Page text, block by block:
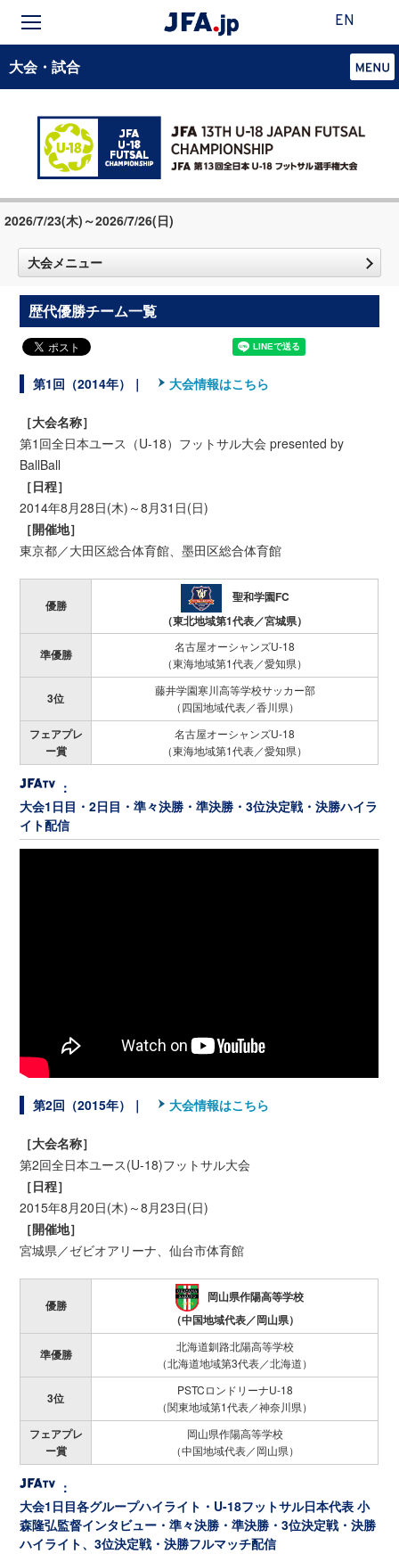
EN
大会・試合
2026/7/23(木)～2026/7/26(日)
大会メニュー
歴代優勝チーム一覧
第1回（2014年）｜ 大会情報はこちら
［大会名称］
第1回全日本ユース（U-18）フットサル大会 presented by
BallBall
［日程］
2014年8月28日(木)～8月31日(日)
［開催地］
東京都／大田区総合体育館、墨田区総合体育館
優勝
聖和学園FC
（東北地域第1代表／宮城県）
準優勝
名古屋オーシャンズU-18
（東海地域第1代表／愛知県）
3位
藤井学園寒川高等学校サッカー部
（四国地域代表／香川県）
フェアプレ
ー賞
名古屋オーシャンズU-18
（東海地域第1代表／愛知県）
：
大会1️日目・2日目・準々決勝・準決勝・3位決定戦・決勝ハイラ
イト配信
第2回（2015年）｜ 大会情報はこちら
［大会名称］
第2回全日本ユース(U-18)フットサル大会
［日程］
2015年8月20日(木)～8月23日(日)
［開催地］
宮城県／ゼビオアリーナ、仙台市体育館
優勝
岡山県作陽高等学校
（中国地域代表／岡山県）
準優勝
北海道釧路北陽高等学校
（北海道地域第3代表／北海道）
3位
PSTCロンドリーナU-18
（関東地域第1代表／神奈川県）
フェアプレ
ー賞
岡山県作陽高等学校
（中国地域代表／岡山県）
：
大会1️日目各グループハイライト・U-18フットサル日本代表 小
森隆弘監督インタビュー・準々決勝・準決勝・3位決定戦・決勝
ハイライト、3位決定戦・決勝フルマッチ配信